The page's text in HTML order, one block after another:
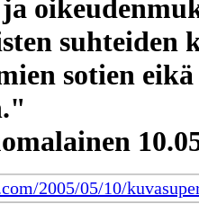
sotien
2005/05/10/